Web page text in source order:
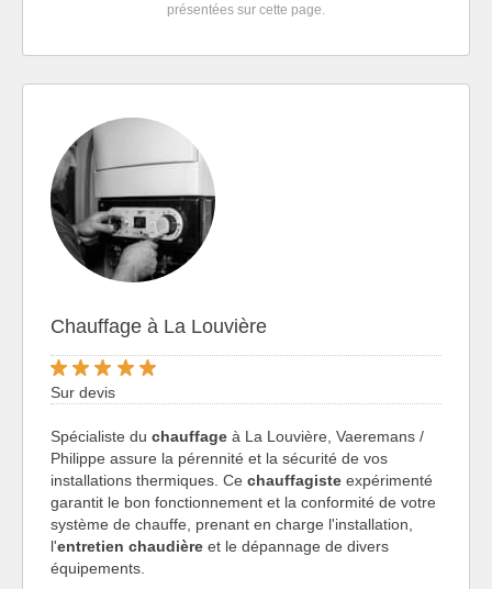
présentées sur cette page.
Chauffage à La Louvière
Sur devis
Spécialiste du chauffage à La Louvière, Vaeremans /
Philippe assure la pérennité et la sécurité de vos
installations thermiques. Ce chauffagiste expérimenté
garantit le bon fonctionnement et la conformité de votre
système de chauffe, prenant en charge l'installation,
l'entretien chaudière et le dépannage de divers
équipements.